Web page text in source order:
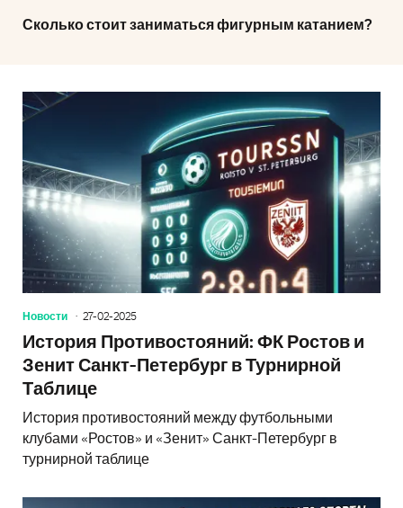
Сколько стоит заниматься фигурным катанием?
Новости 27-02-2025
История Противостояний: ФК Ростов и
Зенит Санкт-Петербург в Турнирной
Таблице
История противостояний между футбольными
клубами «Ростов» и «Зенит» Санкт-Петербург в
турнирной таблице